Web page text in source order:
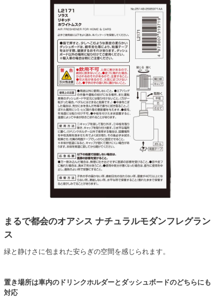
まるで都会のオアシス ナチュラルモダンフレグラン
ス
緑と静けさに包まれた安らぎの空間を感じられます。
置き場所は車内のドリンクホルダーとダッシュボードのどちらにも
対応